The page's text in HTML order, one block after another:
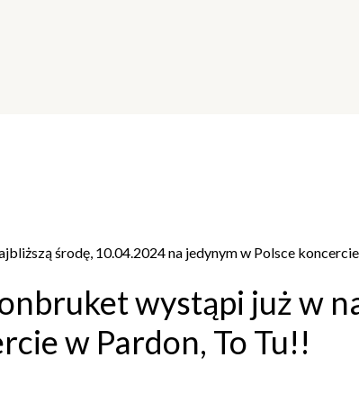
środę, 10.04.2024 na jedynym w Polsce
wystąpi już w
w Pardon, To Tu!!